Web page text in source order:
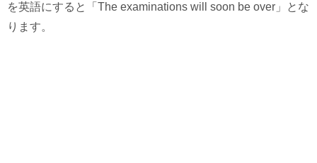
を英語にすると「The examinations will soon be over」とな
ります。